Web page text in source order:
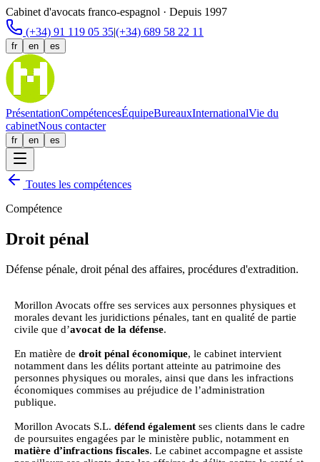
Cabinet d'avocats franco-espagnol · Depuis 1997
(+34) 91 119 05 35|(+34) 689 58 22 11
fr en es
PrésentationCompétencesÉquipeBureauxInternationalVie du
cabinetNous contacter
fr en es
Toutes les compétences
Compétence
Droit pénal
Défense pénale, droit pénal des affaires, procédures d'extradition.
Morillon Avocats offre ses services aux personnes physiques et
morales devant les juridictions pénales, tant en qualité de partie
civile que d’avocat de la défense.
En matière de droit pénal économique, le cabinet intervient
notamment dans les délits portant atteinte au patrimoine des
personnes physiques ou morales, ainsi que dans les infractions
économiques commises au préjudice de l’administration
publique.
Morillon Avocats S.L. défend également ses clients dans le cadre
de poursuites engagées par le ministère public, notamment en
matière d’infractions fiscales. Le cabinet accompagne et assiste